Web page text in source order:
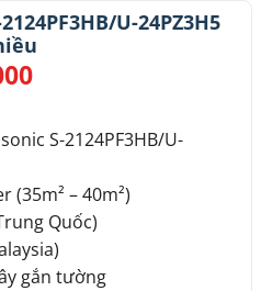
U-24PZ3H5
Giá
là:
S-2124PF3HB/U-
(35m² – 40m²)
Quốc)
gắn tường